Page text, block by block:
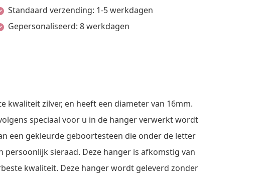
Standaard verzending: 1-5 werkdagen
Gepersonaliseerd: 8 werkdagen
kwaliteit zilver, en heeft een diameter van 16mm.
speciaal voor u in de hanger verwerkt wordt
een gekleurde geboortesteen die onder de letter
persoonlijk sieraad. Deze hanger is afkomstig van
kwaliteit. Deze hanger wordt geleverd zonder